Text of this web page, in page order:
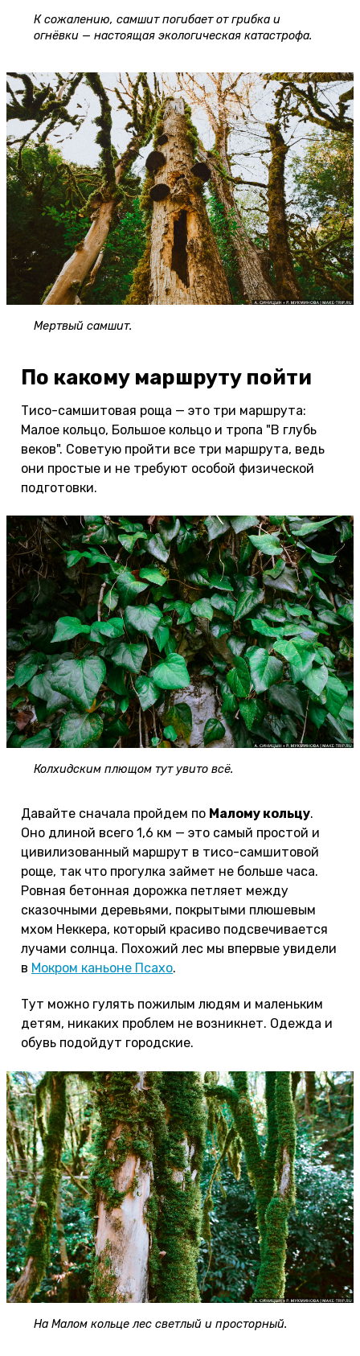
К сожалению, самшит погибает от грибка и
огнёвки — настоящая экологическая катастрофа.
Мертвый самшит.
По какому маршруту пойти
Тисо-самшитовая роща — это три маршрута:
Малое кольцо, Большое кольцо и тропа "В глубь
веков". Советую пройти все три маршрута, ведь
они простые и не требуют особой физической
подготовки.
Колхидским плющом тут увито всё.
Давайте сначала пройдем по Малому кольцу.
Оно длиной всего 1,6 км — это самый простой и
цивилизованный маршрут в тисо-самшитовой
роще, так что прогулка займет не больше часа.
Ровная бетонная дорожка петляет между
сказочными деревьями, покрытыми плюшевым
мхом Неккера, который красиво подсвечивается
лучами солнца. Похожий лес мы впервые увидели
в Мокром каньоне Псахо.
Тут можно гулять пожилым людям и маленьким
детям, никаких проблем не возникнет. Одежда и
обувь подойдут городские.
На Малом кольце лес светлый и просторный.